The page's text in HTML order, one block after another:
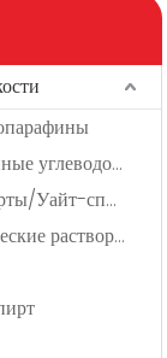
Деароматизированные углеводородные растворители
Минеральные спирты/Уайт-спириты
Тяжелые ароматические растворители